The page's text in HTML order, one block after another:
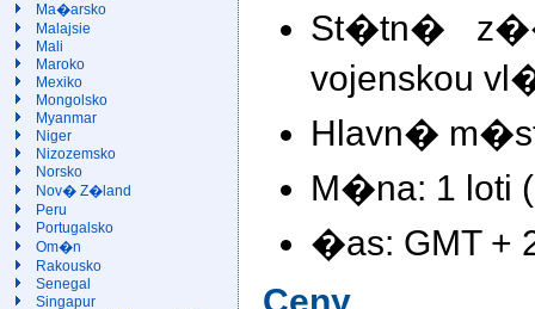
Ma�arsko
Malajsie
Mali
Maroko
Mexiko
Mongolsko
Myanmar
Niger
Nizozemsko
Norsko
Nov� Z�land
Peru
Portugalsko
Om�n
Rakousko
Senegal
Singapur
St�tn�
vojenskou
Hlavn�
M�na: 1 loti
�as: GMT +